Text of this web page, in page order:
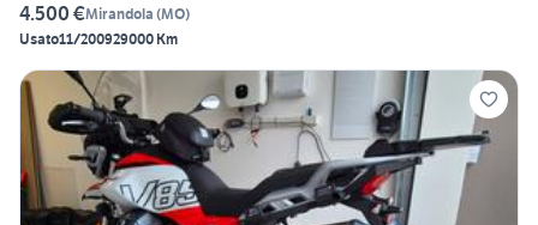
4.500 €Mirandola (MO)
Usato11/200929000 Km